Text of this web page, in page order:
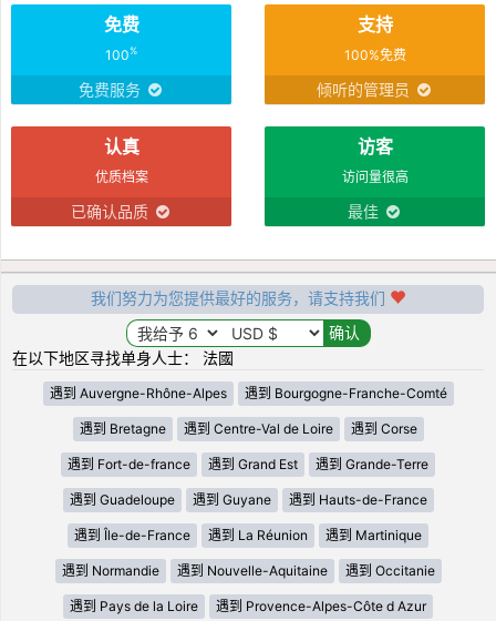
免费
100%
免费服务
支持
100%免费
倾听的管理员
认真
优质档案
已确认品质
访客
访问量很高
最佳
我们努力为您提供最好的服务，请支持我们
在以下地区寻找单身人士： 法國
遇到 Auvergne-Rhône-Alpes 遇到 Bourgogne-Franche-Comté
遇到 Bretagne 遇到 Centre-Val de Loire 遇到 Corse
遇到 Fort-de-france 遇到 Grand Est 遇到 Grande-Terre
遇到 Guadeloupe 遇到 Guyane 遇到 Hauts-de-France
遇到 Île-de-France 遇到 La Réunion 遇到 Martinique
遇到 Normandie 遇到 Nouvelle-Aquitaine 遇到 Occitanie
遇到 Pays de la Loire 遇到 Provence-Alpes-Côte d Azur